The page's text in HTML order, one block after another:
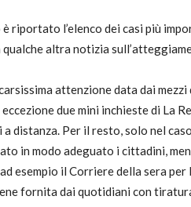
i
diritti
riportato l’elenco dei casi più
qualche altra notizia
attenzione data dai
eccezione due mini inchieste di La
distanza. Per il resto, solo nel
in modo adeguato i cittadini,
esempio il Corriere della sera per
fornita dai quotidiani con